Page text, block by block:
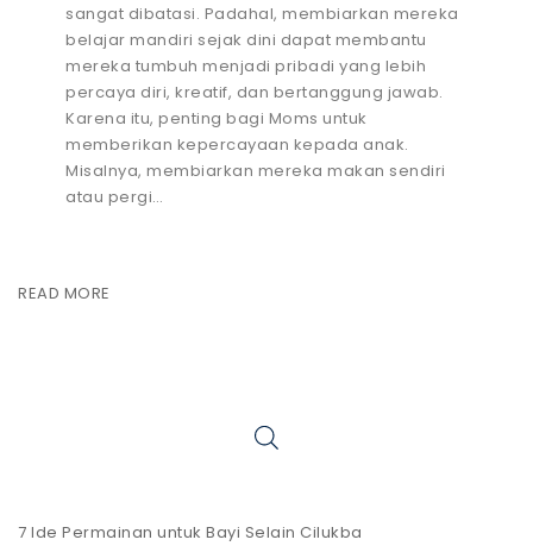
sangat dibatasi. Padahal, membiarkan mereka
belajar mandiri sejak dini dapat membantu
mereka tumbuh menjadi pribadi yang lebih
percaya diri, kreatif, dan bertanggung jawab.
Karena itu, penting bagi Moms untuk
memberikan kepercayaan kepada anak.
Misalnya, membiarkan mereka makan sendiri
atau pergi…
READ MORE
7 Ide Permainan untuk Bayi Selain Cilukba